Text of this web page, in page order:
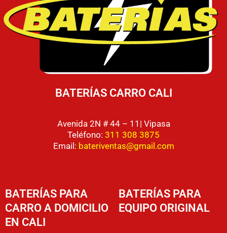
BATERÍAS CARRO CALI
Avenida 2N # 44 – 11| Vipasa
Teléfono: 311 308 3875
Email: bateriventas@gmail.com
BATERÍAS PARA
CARRO A DOMICILIO
EN CALI
BATERÍAS PARA
EQUIPO ORIGINAL